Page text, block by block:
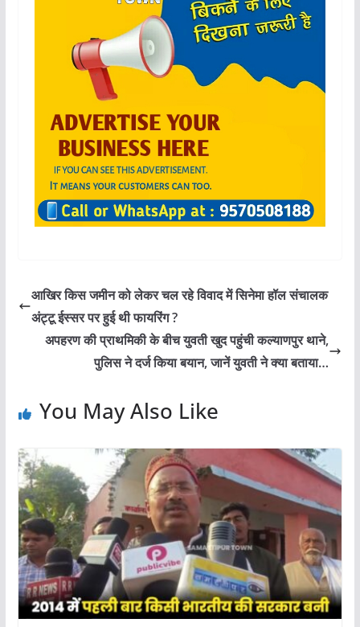
आखिर किस जमीन को लेकर चल रहे विवाद में सिनेमा हॉल संचालक
अंट्टू ईस्सर पर हुई थी फायरिंग ?
अपहरण की प्राथमिकी के बीच युवती खुद पहुंची कल्याणपुर थाने,
पुलिस ने दर्ज किया बयान, जानें युवती ने क्या बताया…
You May Also Like